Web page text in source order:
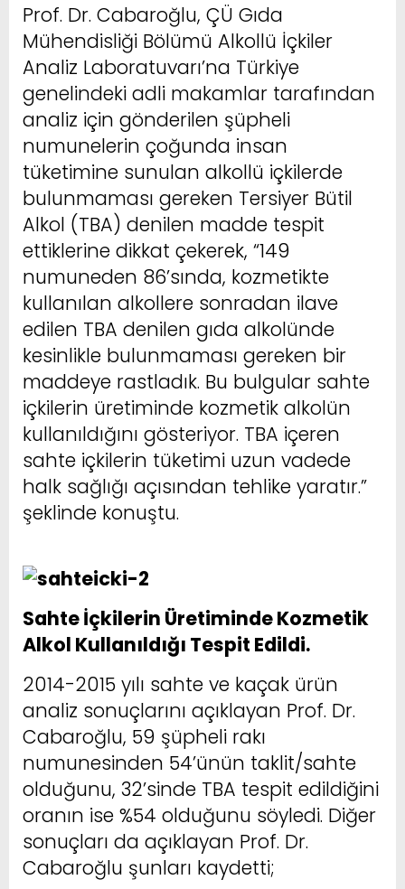
Prof. Dr. Cabaroğlu, ÇÜ Gıda
Mühendisliği Bölümü Alkollü İçkiler
Analiz Laboratuvarı’na Türkiye
genelindeki adli makamlar tarafından
analiz için gönderilen şüpheli
numunelerin çoğunda insan
tüketimine sunulan alkollü içkilerde
bulunmaması gereken Tersiyer Bütil
Alkol (TBA) denilen madde tespit
ettiklerine dikkat çekerek, “149
numuneden 86’sında, kozmetikte
kullanılan alkollere sonradan ilave
edilen TBA denilen gıda alkolünde
kesinlikle bulunmaması gereken bir
maddeye rastladık. Bu bulgular sahte
içkilerin üretiminde kozmetik alkolün
kullanıldığını gösteriyor. TBA içeren
sahte içkilerin tüketimi uzun vadede
halk sağlığı açısından tehlike yaratır.”
şeklinde konuştu.
Sahte İçkilerin Üretiminde Kozmetik
Alkol Kullanıldığı Tespit Edildi.
2014-2015 yılı sahte ve kaçak ürün
analiz sonuçlarını açıklayan Prof. Dr.
Cabaroğlu, 59 şüpheli rakı
numunesinden 54’ünün taklit/sahte
olduğunu, 32’sinde TBA tespit edildiğini
oranın ise %54 olduğunu söyledi. Diğer
sonuçları da açıklayan Prof. Dr.
Cabaroğlu şunları kaydetti;